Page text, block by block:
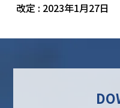
改定 : 2023年1月27日